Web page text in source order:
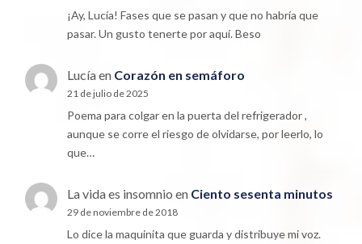
¡Ay, Lucía! Fases que se pasan y que no habría que
pasar. Un gusto tenerte por aquí. Beso
Lucíaen Corazón en semáforo
21 de julio de 2025
Poema para colgar en la puerta del refrigerador ,
aunque se corre el riesgo de olvidarse, por leerlo, lo
que…
La vida es insomnio en Ciento sesenta minutos
29 de noviembre de 2018
Lo dice la maquinita que guarda y distribuye mi voz.